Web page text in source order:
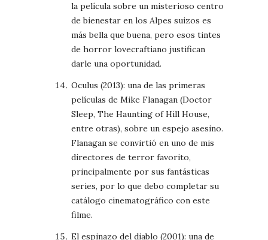
la película sobre un misterioso centro
de bienestar en los Alpes suizos es
más bella que buena, pero esos tintes
de horror lovecraftiano justifican
darle una oportunidad.
Oculus (2013): una de las primeras
películas de Mike Flanagan (Doctor
Sleep, The Haunting of Hill House,
entre otras), sobre un espejo asesino.
Flanagan se convirtió en uno de mis
directores de terror favorito,
principalmente por sus fantásticas
series, por lo que debo completar su
catálogo cinematográfico con este
filme.
El espinazo del diablo (2001): una de